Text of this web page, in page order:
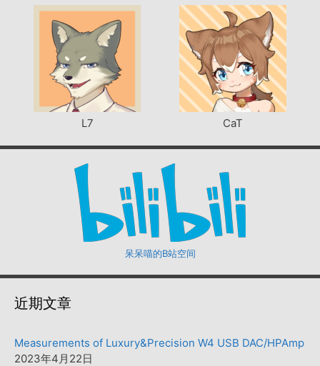
L7 CaT
呆呆喵的B站空间
近期文章
Measurements of Luxury&Precision W4 USB DAC/HPAmp
2023年4月22日